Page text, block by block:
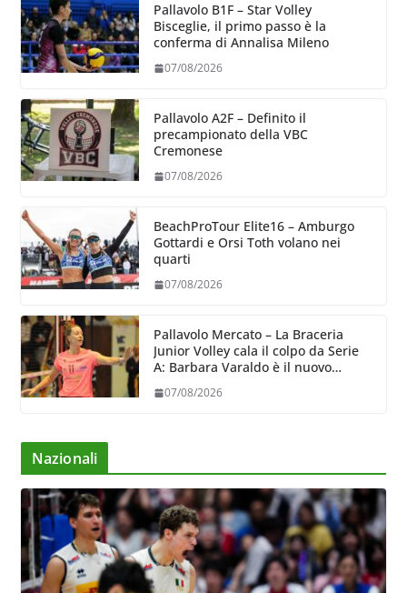
Pallavolo B1F – Star Volley
Bisceglie, il primo passo è la
conferma di Annalisa Mileno
07/08/2026
Pallavolo A2F – Definito il
precampionato della VBC
Cremonese
07/08/2026
BeachProTour Elite16 – Amburgo
Gottardi e Orsi Toth volano nei
quarti
07/08/2026
Pallavolo Mercato – La Braceria
Junior Volley cala il colpo da Serie
A: Barbara Varaldo è il nuovo
07/08/2026
Nazionali